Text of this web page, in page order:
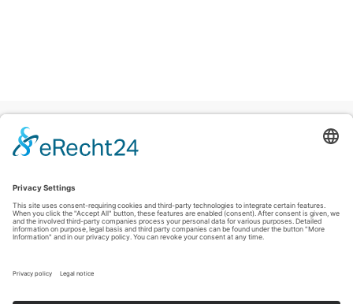
Colofon|Privacyverklaring|Verklaring inzake toegankelijkheid
Contact